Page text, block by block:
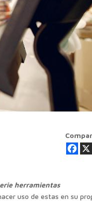
herramientas
uso de estas en su